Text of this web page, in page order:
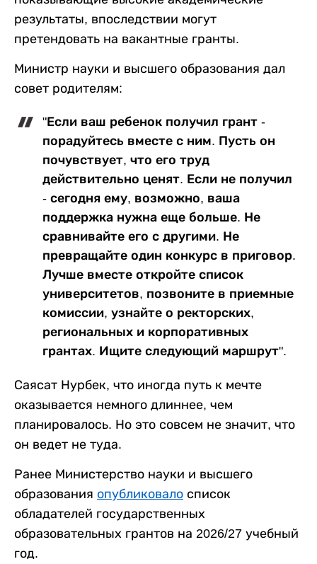
результаты, впоследствии могут
претендовать на вакантные гранты.
Министр науки и высшего образования дал
совет родителям:
"Если ваш ребенок получил грант -
порадуйтесь вместе с ним. Пусть он
почувствует, что его труд
действительно ценят. Если не получил
- сегодня ему, возможно, ваша
поддержка нужна еще больше. Не
сравнивайте его с другими. Не
превращайте один конкурс в приговор.
Лучше вместе откройте список
университетов, позвоните в приемные
комиссии, узнайте о ректорских,
региональных и корпоративных
грантах. Ищите следующий маршрут".
Саясат Нурбек, что иногда путь к мечте
оказывается немного длиннее, чем
планировалось. Но это совсем не значит, что
он ведет не туда.
Ранее Министерство науки и высшего
образования опубликовало список
обладателей государственных
образовательных грантов на 2026/27 учебный
год.